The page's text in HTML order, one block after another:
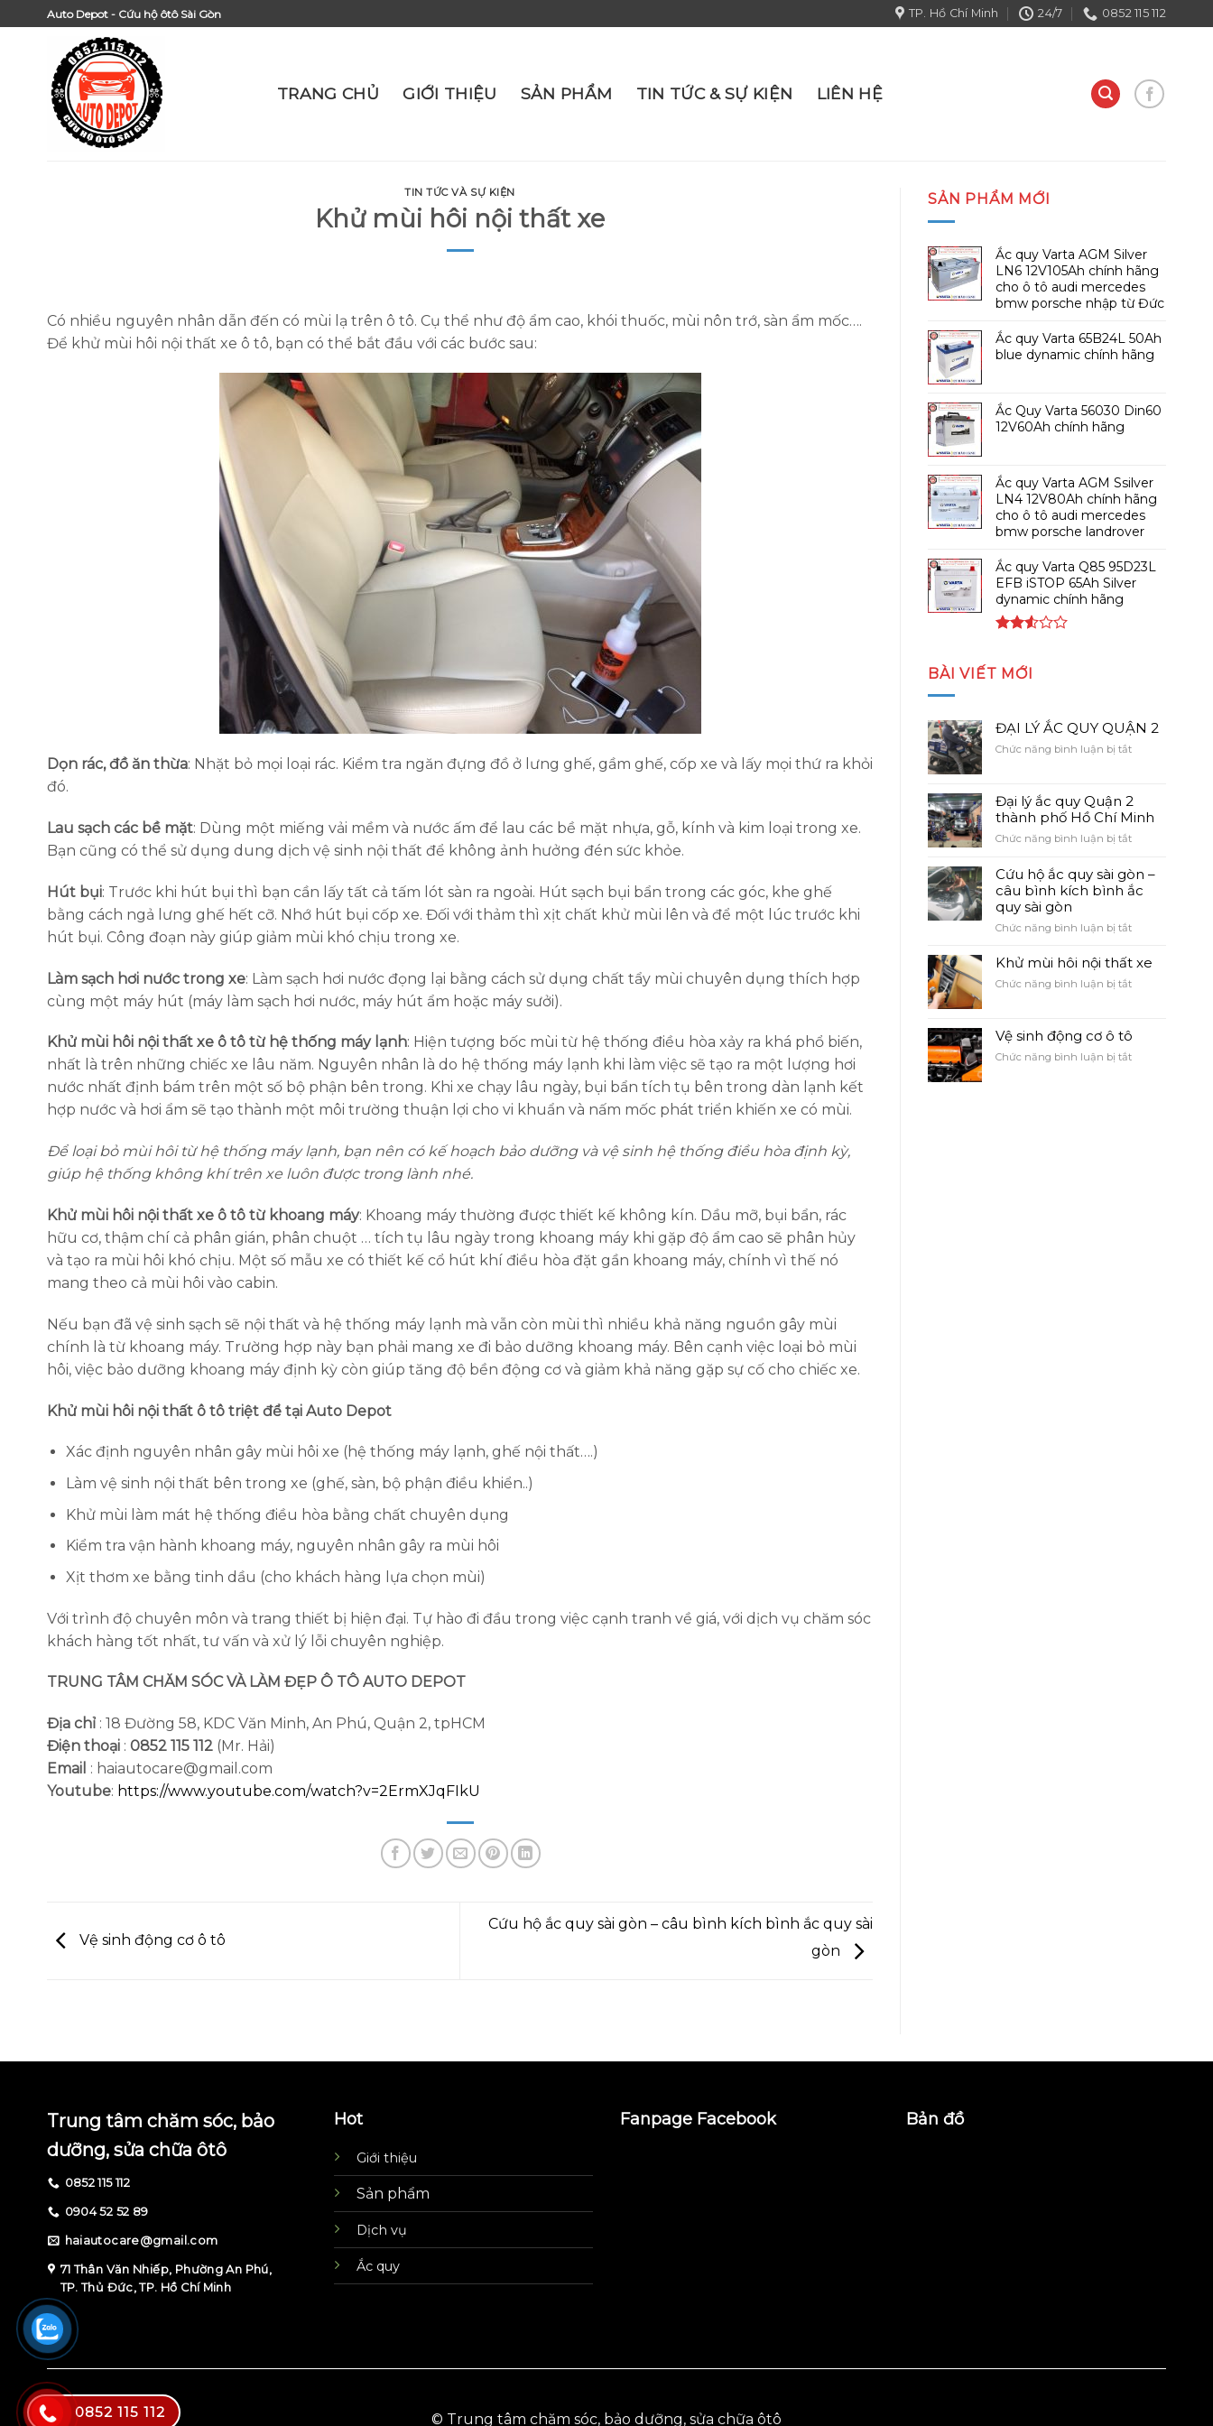
to
Auto Depot - Cứu hộ ôtô Sài Gòn TP. Hồ Chí Minh 24/7 0852 115 112
TRANG CHỦ GIỚI THIỆU SẢN PHẨM TIN TỨC & SỰ KIỆN LIÊN HỆ
TIN TỨC VÀ SỰ KIỆN
Khử mùi hôi nội thất xe
Có nhiều nguyên nhân dẫn đến có mùi lạ trên ô tô. Cụ thể như độ ẩm cao, khói thuốc, mùi nôn trớ, sàn ẩm mốc….
Để khử mùi hôi nội thất xe ô tô, bạn có thể bắt đầu với các bước sau:
Dọn rác, đồ ăn thừa: Nhặt bỏ mọi loại rác. Kiểm tra ngăn đựng đồ ở lưng ghế, gầm ghế, cốp xe và lấy mọi thứ ra khỏi
đó.
Lau sạch các bề mặt: Dùng một miếng vải mềm và nước ấm để lau các bề mặt nhựa, gỗ, kính và kim loại trong xe.
Bạn cũng có thể sử dụng dung dịch vệ sinh nội thất để không ảnh hưởng đén sức khỏe.
Hút bụi: Trước khi hút bụi thì bạn cần lấy tất cả tấm lót sàn ra ngoài. Hút sạch bụi bẩn trong các góc, khe ghế
bằng cách ngả lưng ghế hết cỡ. Nhớ hút bụi cốp xe. Đối với thảm thì xịt chất khử mùi lên và để một lúc trước khi
hút bụi. Công đoạn này giúp giảm mùi khó chịu trong xe.
Làm sạch hơi nước trong xe: Làm sạch hơi nước đọng lại bằng cách sử dụng chất tẩy mùi chuyên dụng thích hợp
cùng một máy hút (máy làm sạch hơi nước, máy hút ẩm hoặc máy sưởi).
Khử mùi hôi nội thất xe ô tô từ hệ thống máy lạnh: Hiện tượng bốc mùi từ hệ thống điều hòa xảy ra khá phổ biến,
nhất là trên những chiếc xe lâu năm. Nguyên nhân là do hệ thống máy lạnh khi làm việc sẽ tạo ra một lượng hơi
nước nhất định bám trên một số bộ phận bên trong. Khi xe chạy lâu ngày, bụi bẩn tích tụ bên trong dàn lạnh kết
hợp nước và hơi ẩm sẽ tạo thành một môi trường thuận lợi cho vi khuẩn và nấm mốc phát triển khiến xe có mùi.
Để loại bỏ mùi hôi từ hệ thống máy lạnh, bạn nên có kế hoạch bảo dưỡng và vệ sinh hệ thống điều hòa định kỳ,
giúp hệ thống không khí trên xe luôn được trong lành nhé.
Khử mùi hôi nội thất xe ô tô từ khoang máy: Khoang máy thường được thiết kế không kín. Dầu mỡ, bụi bẩn, rác
hữu cơ, thậm chí cả phân gián, phân chuột … tích tụ lâu ngày trong khoang máy khi gặp độ ẩm cao sẽ phân hủy
và tạo ra mùi hôi khó chịu. Một số mẫu xe có thiết kế cổ hút khí điều hòa đặt gần khoang máy, chính vì thế nó
mang theo cả mùi hôi vào cabin.
Nếu bạn đã vệ sinh sạch sẽ nội thất và hệ thống máy lạnh mà vẫn còn mùi thì nhiều khả năng nguồn gây mùi
chính là từ khoang máy. Trường hợp này bạn phải mang xe đi bảo dưỡng khoang máy. Bên cạnh việc loại bỏ mùi
hôi, việc bảo dưỡng khoang máy định kỳ còn giúp tăng độ bền động cơ và giảm khả năng gặp sự cố cho chiếc xe.
Khử mùi hôi nội thất ô tô triệt để tại Auto Depot
Xác định nguyên nhân gây mùi hôi xe (hệ thống máy lạnh, ghế nội thất….)
Làm vệ sinh nội thất bên trong xe (ghế, sàn, bộ phận điều khiển..)
Khử mùi làm mát hệ thống điều hòa bằng chất chuyên dụng
Kiểm tra vận hành khoang máy, nguyên nhân gây ra mùi hôi
Xịt thơm xe bằng tinh dầu (cho khách hàng lựa chọn mùi)
Với trình độ chuyên môn và trang thiết bị hiện đại. Tự hào đi đầu trong việc cạnh tranh về giá, với dịch vụ chăm sóc
khách hàng tốt nhất, tư vấn và xử lý lỗi chuyên nghiệp.
TRUNG TÂM CHĂM SÓC VÀ LÀM ĐẸP Ô TÔ AUTO DEPOT
Địa chỉ : 18 Đường 58, KDC Văn Minh, An Phú, Quận 2, tpHCM
Điện thoại : 0852 115 112 (Mr. Hải)
Email : haiautocare@gmail.com
Youtube: https://www.youtube.com/watch?v=2ErmXJqFIkU
Vệ sinh động cơ ô tô
Cứu hộ ắc quy sài gòn – câu bình kích bình ắc quy sài
gòn
SẢN PHẨM MỚI
Ắc quy Varta AGM Silver
LN6 12V105Ah chính hãng
cho ô tô audi mercedes
bmw porsche nhập từ Đức
Ắc quy Varta 65B24L 50Ah
blue dynamic chính hãng
Ắc Quy Varta 56030 Din60
12V60Ah chính hãng
Ắc quy Varta AGM Ssilver
LN4 12V80Ah chính hãng
cho ô tô audi mercedes
bmw porsche landrover
Ắc quy Varta Q85 95D23L
EFB iSTOP 65Ah Silver
dynamic chính hãng
hạng
BÀI VIẾT MỚI
ĐẠI LÝ ẮC QUY QUẬN 2
Chức năng bình luận bị tắtở
ẮC
QUY
QUẬN
2
Đại lý ắc quy Quận 2
thành phố Hồ Chí Minh
Chức năng bình luận bị tắtở
lý
ắc
quy
2
phố
Chí
Cứu hộ ắc quy sài gòn –
câu bình kích bình ắc
quy sài gòn
Chức năng bình luận bị tắtở
hộ
quy
–
Khử mùi hôi nội thất xe
Chức năng bình luận bị tắtở
thất
Vệ sinh động cơ ô tô
Chức năng bình luận bị tắtở
Trung tâm chăm sóc, bảo
dưỡng, sửa chữa ôtô
0852 115 112
0904 52 52 89
haiautocare@gmail.com
71 Thân Văn Nhiếp, Phường An Phú,
TP. Thủ Đức, TP. Hồ Chí Minh
Hot
Giới thiệu
Sản phẩm
Dịch vụ
Ắc quy
Fanpage Facebook Bản đồ
© Trung tâm chăm sóc, bảo dưỡng, sửa chữa ôtô
0852 115 112